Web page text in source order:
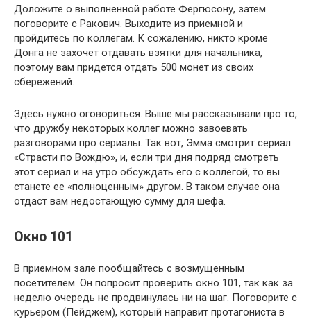
Доложите о выполненной работе Фергюсону, затем
поговорите с Ракович. Выходите из приемной и
пройдитесь по коллегам. К сожалению, никто кроме
Донга не захочет отдавать взятки для начальника,
поэтому вам придется отдать 500 монет из своих
сбережений.
Здесь нужно оговориться. Выше мы рассказывали про то,
что дружбу некоторых коллег можно завоевать
разговорами про сериалы. Так вот, Эмма смотрит сериал
«Страсти по Вождю», и, если три дня подряд смотреть
этот сериал и на утро обсуждать его с коллегой, то вы
станете ее «полноценным» другом. В таком случае она
отдаст вам недостающую сумму для шефа.
Окно 101
В приемном зале пообщайтесь с возмущенным
посетителем. Он попросит проверить окно 101, так как за
неделю очередь не продвинулась ни на шаг. Поговорите с
курьером (Пейджем), который направит протагониста в